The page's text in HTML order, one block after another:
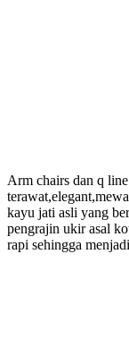
Arm chairs dan q
kayu jati asli yang
pengrajin ukir asal
rapi sehingga